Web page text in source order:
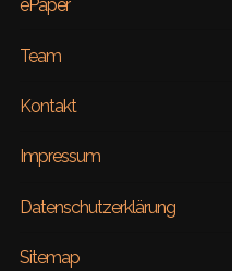
ePaper
Team
Kontakt
Impressum
Datenschutzerklärung
Sitemap